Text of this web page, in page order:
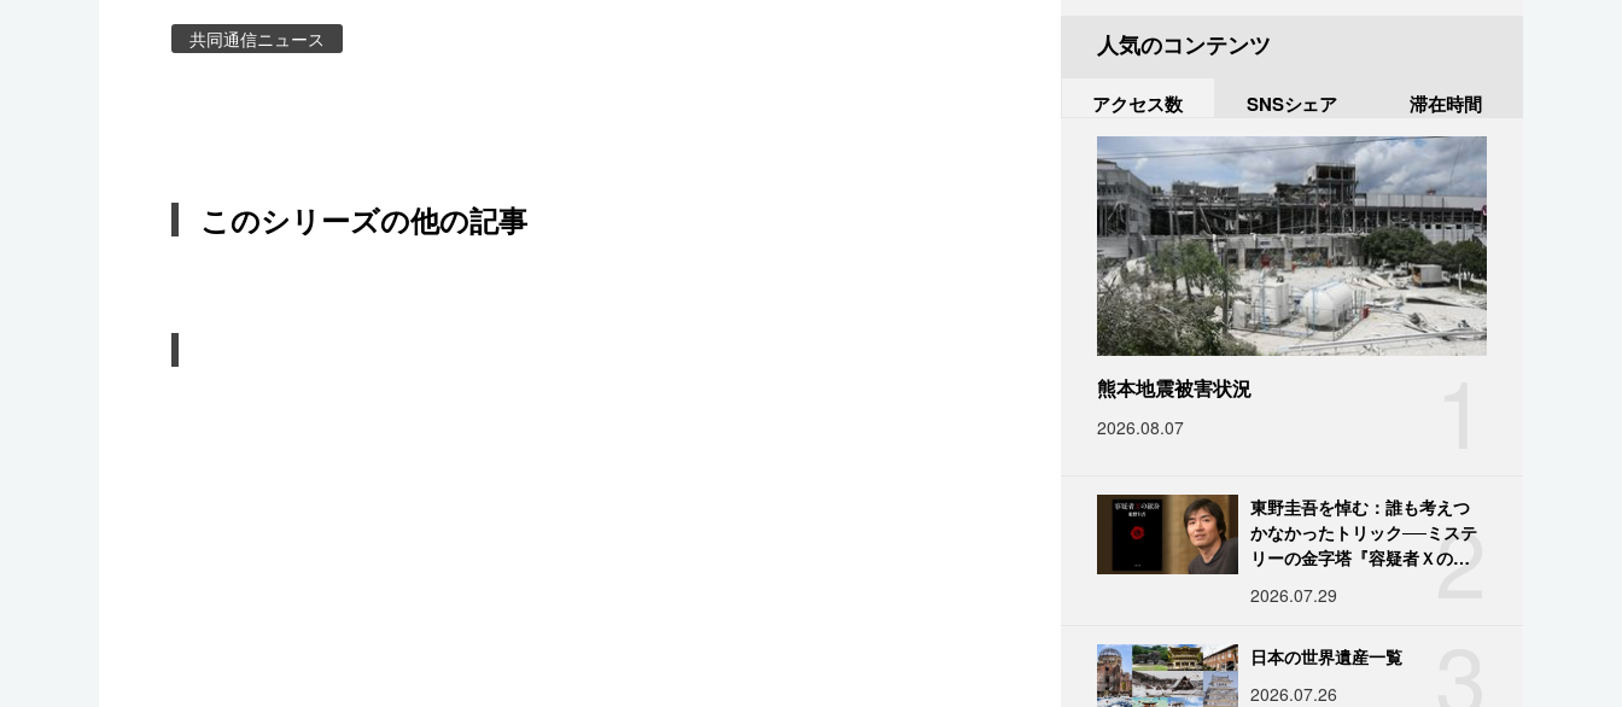
共同通信ニュース
このシリーズの他の記事
人気のコンテンツ
アクセス数 SNSシェア 滞在時間
熊本地震被害状況
2026.08.07
2
東野圭吾を悼む：誰も考えつ
かなかったトリック──ミステ
リーの金字塔『容疑者Ｘの献
2026.07.29
日本の世界遺産一覧
2026.07.26